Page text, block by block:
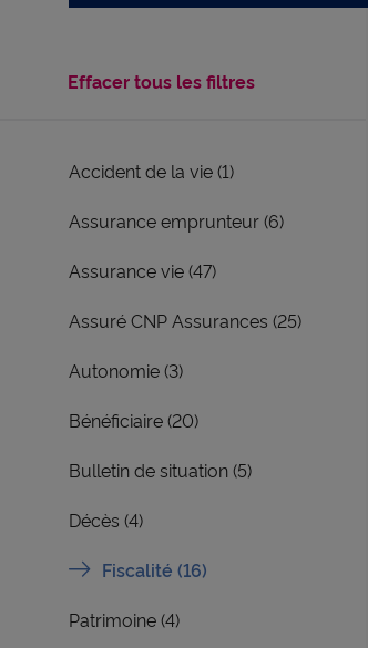
Effacer tous les filtres
Accident de la vie (1)
Assurance emprunteur (6)
Assurance vie (47)
Assuré CNP Assurances (25)
Autonomie (3)
Bénéficiaire (20)
Bulletin de situation (5)
Décès (4)
Fiscalité (16)
Patrimoine (4)